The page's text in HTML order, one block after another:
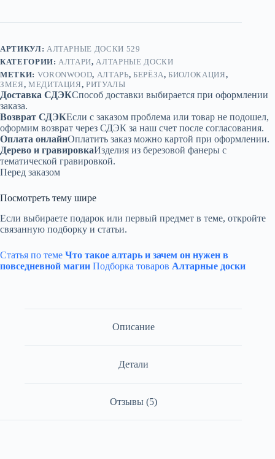
АРТИКУЛ: АЛТАРНЫЕ ДОСКИ 529
КАТЕГОРИИ: АЛТАРИ, АЛТАРНЫЕ ДОСКИ
МЕТКИ: VORONWOOD, АЛТАРЬ, БЕРЁЗА,БИОЛОКАЦИЯ,
ЗМЕЯ, МЕДИТАЦИЯ,РИТУАЛЫ
Доставка СДЭКСпособ доставки выбирается при оформлении
заказа.
Возврат СДЭКЕсли с заказом проблема или товар не подошел,
оформим возврат через СДЭК за наш счет после согласования.
Оплата онлайнОплатить заказ можно картой при оформлении.
Дерево и гравировкаИзделия из березовой фанеры с
тематической гравировкой.
Перед заказом
Посмотреть тему шире
Если выбираете подарок или первый предмет в теме, откройте
связанную подборку и статьи.
Статья по теме Что такое алтарь и зачем он нужен в
повседневной магии Подборка товаров Алтарные доски
Описание
Детали
Отзывы (5)